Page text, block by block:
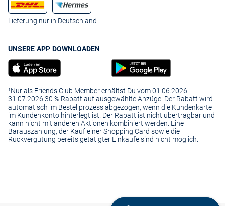
Lieferung nur in Deutschland
UNSERE APP DOWNLOADEN
¹Nur als Friends Club Member erhältst Du vom 01.06.2026 -
31.07.2026 30 % Rabatt auf ausgewählte Anzüge. Der Rabatt wird
automatisch im Bestellprozess abgezogen, wenn die Kundenkarte
im Kundenkonto hinterlegt ist. Der Rabatt ist nicht übertragbar und
kann nicht mit anderen Aktionen kombiniert werden. Eine
Barauszahlung, der Kauf einer Shopping Card sowie die
Rückvergütung bereits getätigter Einkäufe sind nicht möglich.